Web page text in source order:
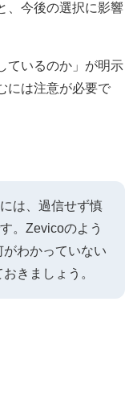
、今後の選択に影響
ているのか」が明示
には注意が必要で
は、過信せず慎
。Zevicoのよう
がわかっていない
きましょう。